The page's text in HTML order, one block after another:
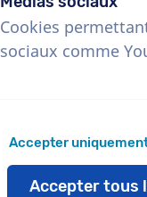
Cookies
sociaux comme
Accepter
Accepter tous